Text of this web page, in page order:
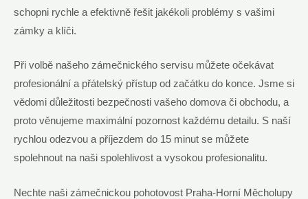
schopni rychle a efektivně⁣ řešit jakékoli problémy s vašimi
zámky ⁢a​ klíči.
Při volbě našeho‌ zámečnického servisu můžete očekávat
profesionální a přátelský přístup od začátku do konce. Jsme si
vědomi důležitosti bezpečnosti vašeho domova či obchodu, a⁤
proto věnujeme maximální pozornost každému detailu. S naší
rychlou odezvou a příjezdem do 15 minut se můžete
spolehnout na naši ‍spolehlivost a ​vysokou profesionalitu.
Nechte⁤ naši zámečnickou pohotovost Praha-Horní Měcholupy